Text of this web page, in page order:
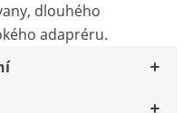
dlouhého
adapréru.